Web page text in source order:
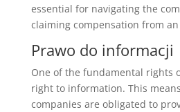
essential for navigating the
claiming compensation from
Prawo do informacji
One of the fundamental rights
right to information. This
companies are obligated to